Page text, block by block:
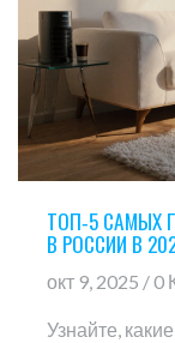
ТОП‑5 САМЫХ
В РОССИИ В
окт 9, 2025
Узнайте,